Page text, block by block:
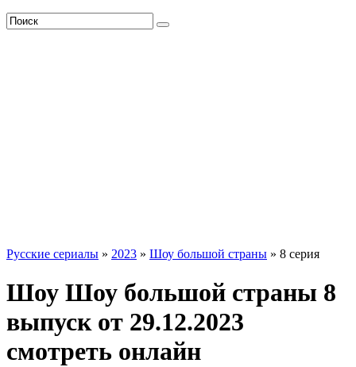
Русские сериалы » 2023 » Шоу большой страны » 8 серия
Шоу Шоу большой страны 8
выпуск от 29.12.2023
смотреть онлайн